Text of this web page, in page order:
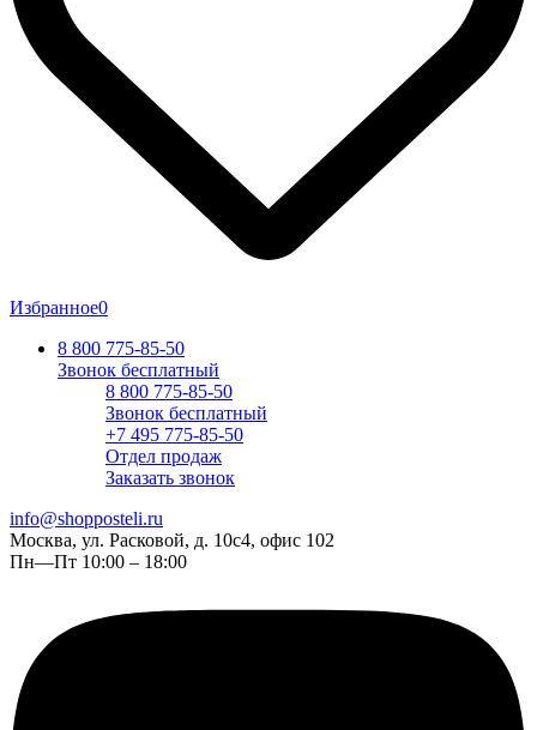
Избранное0
8 800 775-85-50
Звонок бесплатный
8 800 775-85-50
Звонок бесплатный
+7 495 775-85-50
Отдел продаж
Заказать звонок
info@shopposteli.ru
Москва, ул. Расковой, д. 10с4, офис 102
Пн—Пт 10:00 – 18:00